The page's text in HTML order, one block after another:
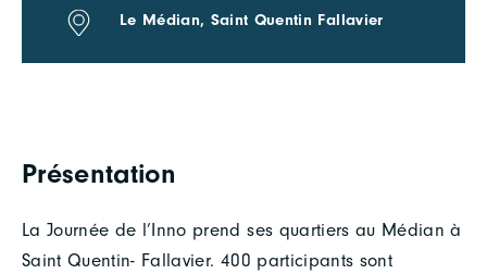
Présentation
La Journée de l’Inno prend ses quartiers au Médian à
Saint Quentin- Fallavier. 400 participants sont
Le Médian, Saint Quentin Fallavier